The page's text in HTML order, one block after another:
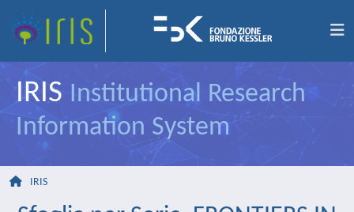
IRIS Institutional Research
Information System
IRIS